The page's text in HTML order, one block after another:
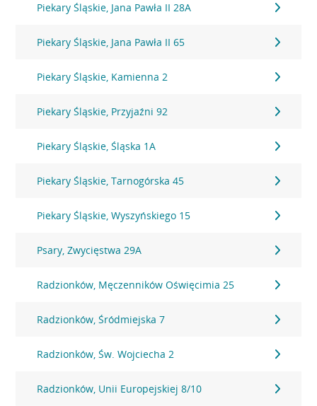
Piekary Śląskie, Jana Pawła II 28A
Piekary Śląskie, Jana Pawła II 65
Piekary Śląskie, Kamienna 2
Piekary Śląskie, Przyjaźni 92
Piekary Śląskie, Śląska 1A
Piekary Śląskie, Tarnogórska 45
Piekary Śląskie, Wyszyńskiego 15
Psary, Zwycięstwa 29A
Radzionków, Męczenników Oświęcimia 25
Radzionków, Śródmiejska 7
Radzionków, Św. Wojciecha 2
Radzionków, Unii Europejskiej 8/10